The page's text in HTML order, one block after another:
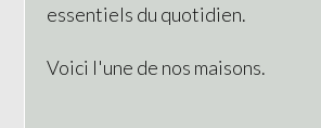
essentiels du quotidien.
Voici l'une de nos maisons.